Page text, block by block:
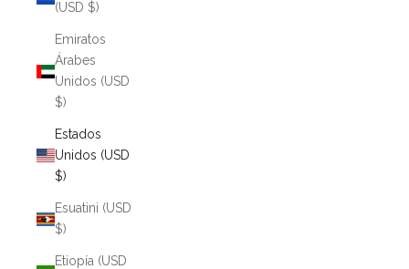
(USD $)
Emiratos
Árabes
Unidos (USD
$)
Estados
Unidos (USD
$)
Esuatini (USD
$)
Etiopía (USD